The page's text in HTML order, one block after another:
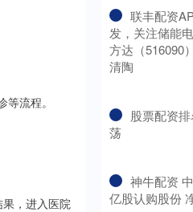
流程。
果，进入医院
联丰配资
发，关注储能
方达（516090
清陶
股票配资
荡
神牛配资
亿股认购股份